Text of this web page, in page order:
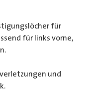
für
für links vorne,
und